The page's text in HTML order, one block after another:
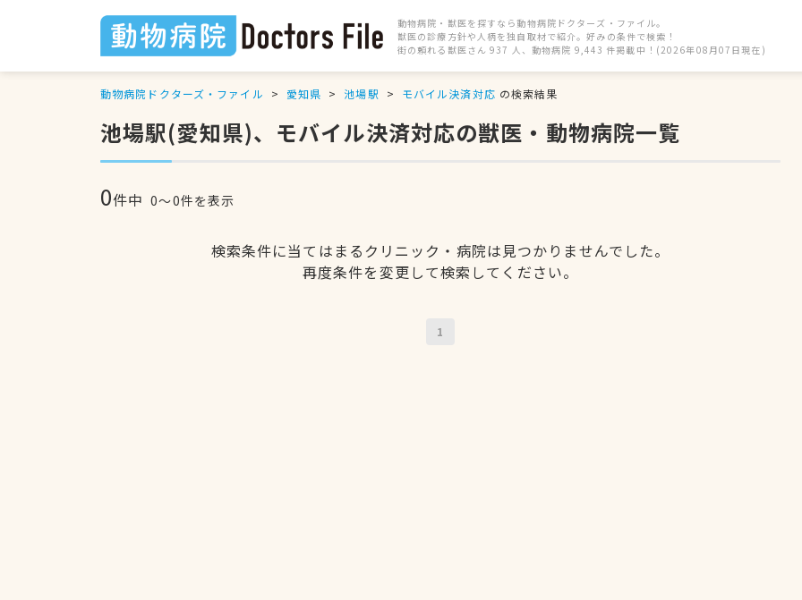
動物病院・獣医を探すなら動物病院ドクターズ・ファイル。
獣医の診療方針や人柄を独自取材で紹介。好みの条件で検索！
街の頼れる獣医さん 937 人、動物病院 9,443 件掲載中！(2026年08月07日現在)
動物病院ドクターズ・ファイル 愛知県 池場駅 モバイル決済対応 の検索結果
池場駅(愛知県)、モバイル決済対応の獣医・動物病院一覧
0件中 0〜0件を表示
検索条件に当てはまるクリニック・病院は見つかりませんでした。
再度条件を変更して検索してください。
1